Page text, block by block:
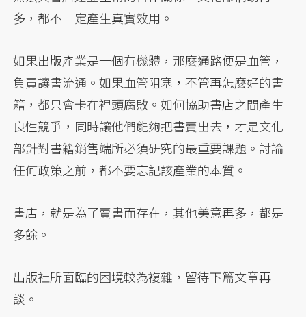
多，都不一定產生真實效用。
如果出版產業是一個有機體，那麼通路便是血管，
負責讓書流通。如果血管阻塞，不管再怎麼好的書
籍，都只會卡在裡頭腐敗。如何協助書店之間產生
良性競爭，同時讓他們能夠把書賣出去，才是文化
部針對書籍銷售端所必須研究的最重要課題。討論
任何政策之前，都不要忘記該產業的本質。
書店，就是為了賣書而存在，其他美意再多，都是
多餘。
出版社所面臨的困境較為複雜，留待下篇文章再
談。